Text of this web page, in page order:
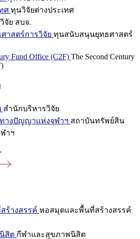
ศ ทุนวิจัยต่างประเทศ
จัย สบจ.
าสตร์การวิจัย ทุนสนับสนุนยุทธศาสตร์
Fund Office (C2F) The Second Century
สำนักบริหารวิจัย
างปัญญาแห่งจุฬาฯ สถาบันทรัพย์สิน
าฯ
ร้างสรรค์ หอสมุดและพื้นที่สร้างสรรค์
สิต กีฬาและสุขภาพนิสิต